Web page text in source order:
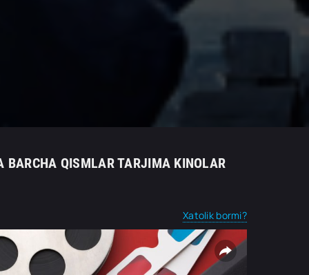
QISMLAR TARJIMA KINOLAR
Xatolik bormi?